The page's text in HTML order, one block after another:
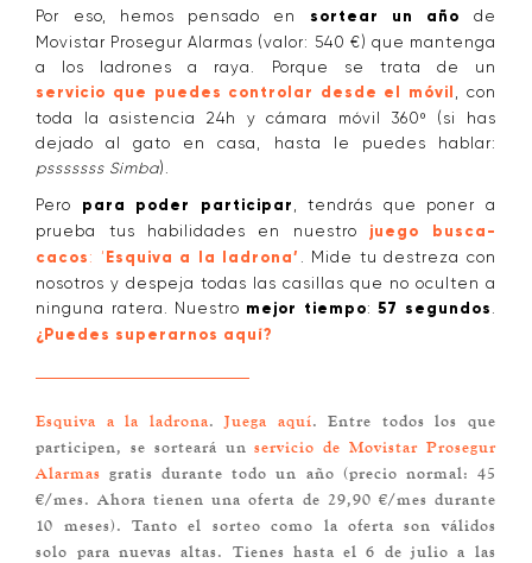
Por eso, hemos pensado en sortear un año de
Movistar Prosegur Alarmas (valor: 540 €) que mantenga
a los ladrones a raya. Porque se trata de un
servicio que puedes controlar desde el móvil , con
toda la asistencia 24h y cámara móvil 360º (si has
dejado al gato en casa, hasta le puedes hablar:
psssssss Simba).
Pero para poder participar , tendrás que poner a
prueba tus habilidades en nuestro juego busca-
cacos : ‘ Esquiva a la ladrona’ . Mide tu destreza con
nosotros y despeja todas las casillas que no oculten a
ninguna ratera. Nuestro mejor tiempo:57 segundos .
¿Puedes superarnos aquí?
Esquiva a la ladrona.Juega aquí. Entre todos los que
participen, se sorteará unservicio de Movistar Prosegur
Alarmas gratis durante todo un año (precio normal: 45
€/mes. Ahora tienen una oferta de 29,90 €/mes durante
10 meses). Tanto el sorteo como la oferta son válidos
solo para nuevas altas. Tienes hasta el 6 de julio a las